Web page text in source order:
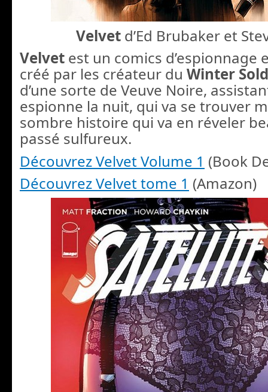
Velvetd’Ed Brubaker et
Velvet est un comics d’espionnage
créé par les créateur du Winter
d’une sorte de Veuve Noire,
espionne la nuit, qui va se trouver
sombre histoire qui va en réveler
passé sulfureux.
Découvrez Velvet Volume 1 (Book
Découvrez Velvet tome 1 (Amazon)